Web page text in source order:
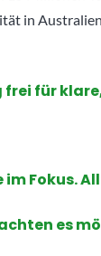
in
frei für
Fokus.
es